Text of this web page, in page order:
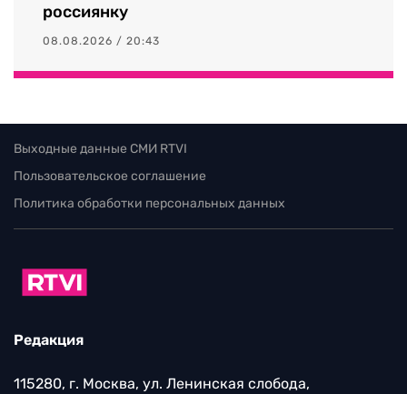
россиянку
08.08.2026 / 20:43
Выходные данные СМИ RTVI
Пользовательское соглашение
Политика обработки персональных данных
Редакция
115280, г. Москва, ул. Ленинская слобода,